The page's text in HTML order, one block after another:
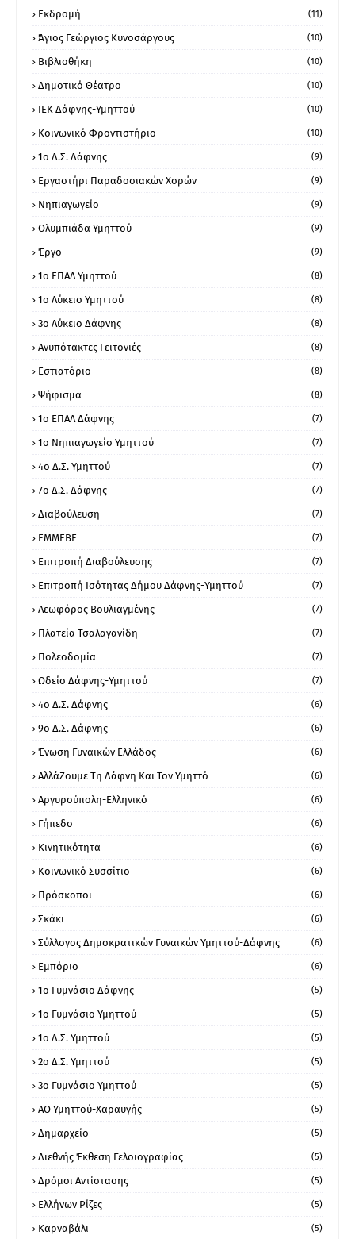
Εκδρομή (11)
Άγιος Γεώργιος Κυνοσάργους (10)
Βιβλιοθήκη (10)
Δημοτικό Θέατρο (10)
ΙΕΚ Δάφνης-Υμηττού (10)
Κοινωνικό Φροντιστήριο (10)
1ο Δ.Σ. Δάφνης (9)
Εργαστήρι Παραδοσιακών Χορών (9)
Νηπιαγωγείο (9)
Ολυμπιάδα Υμηττού (9)
Έργο (9)
1o ΕΠΑΛ Υμηττού (8)
1ο Λύκειο Υμηττού (8)
3ο Λύκειο Δάφνης (8)
Ανυπότακτες Γειτονιές (8)
Εστιατόριο (8)
Ψήφισμα (8)
1ο ΕΠΑΛ Δάφνης (7)
1ο Νηπιαγωγείο Υμηττού (7)
4ο Δ.Σ. Υμηττού (7)
7ο Δ.Σ. Δάφνης (7)
Διαβούλευση (7)
ΕΜΜΕΒΕ (7)
Επιτροπή Διαβούλευσης (7)
Επιτροπή Ισότητας Δήμου Δάφνης-Υμηττού (7)
Λεωφόρος Βουλιαγμένης (7)
Πλατεία Τσαλαγανίδη (7)
Πολεοδομία (7)
Ωδείο Δάφνης-Υμηττού (7)
4ο Δ.Σ. Δάφνης (6)
9ο Δ.Σ. Δάφνης (6)
Ένωση Γυναικών Ελλάδος (6)
ΑλλάΖουμε Τη Δάφνη Και Τον Υμηττό (6)
Αργυρούπολη-Ελληνικό (6)
Γήπεδο (6)
Κινητικότητα (6)
Κοινωνικό Συσσίτιο (6)
Πρόσκοποι (6)
Σκάκι (6)
Σύλλογος Δημοκρατικών Γυναικών Υμηττού-Δάφνης (6)
Εμπόριο (6)
1ο Γυμνάσιο Δάφνης (5)
1ο Γυμνάσιο Υμηττού (5)
1ο Δ.Σ. Υμηττού (5)
2ο Δ.Σ. Υμηττού (5)
3ο Γυμνάσιο Υμηττού (5)
ΑΟ Υμηττού-Χαραυγής (5)
Δημαρχείο (5)
Διεθνής Έκθεση Γελοιογραφίας (5)
Δρόμοι Αντίστασης (5)
Ελλήνων Ρίζες (5)
Καρναβάλι (5)